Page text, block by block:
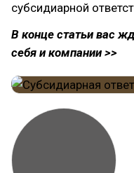
субсидиарной
В конце статьи вас
себя и компании >>